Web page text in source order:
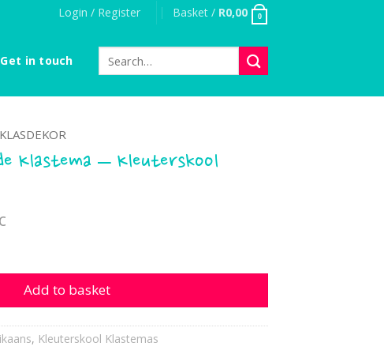
Login / Register Basket / R0,00 0
Get in touch
for:
KLASDEKOR
Klastema – Kleuterskool
- Kleuterskool quantity
Add to basket
, Kleuterskool Klastemas